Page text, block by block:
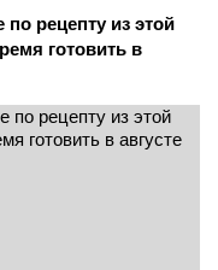
рецепту из этой
готовить в